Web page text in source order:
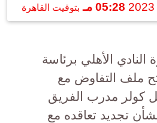
05:28 مـ بتوقيت القاهرة
الأهلي برئاسة
ملف التفاوض مع
كولر مدرب الفريق
تجديد تعاقده مع